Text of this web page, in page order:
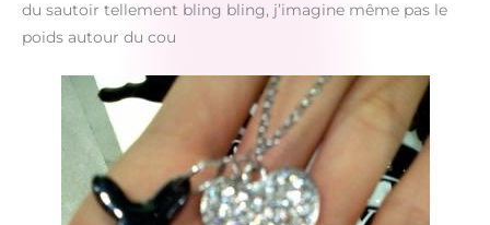
du sautoir tellement bling bling, j’imagine même pas le
poids autour du cou